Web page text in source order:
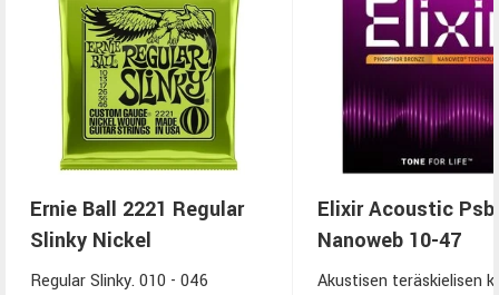
Ernie Ball 2221 Regular
Slinky Nickel
Regular Slinky. 010 - 046
Elixir Acoustic Psb
Nanoweb 10-47
Akustisen teräskielisen